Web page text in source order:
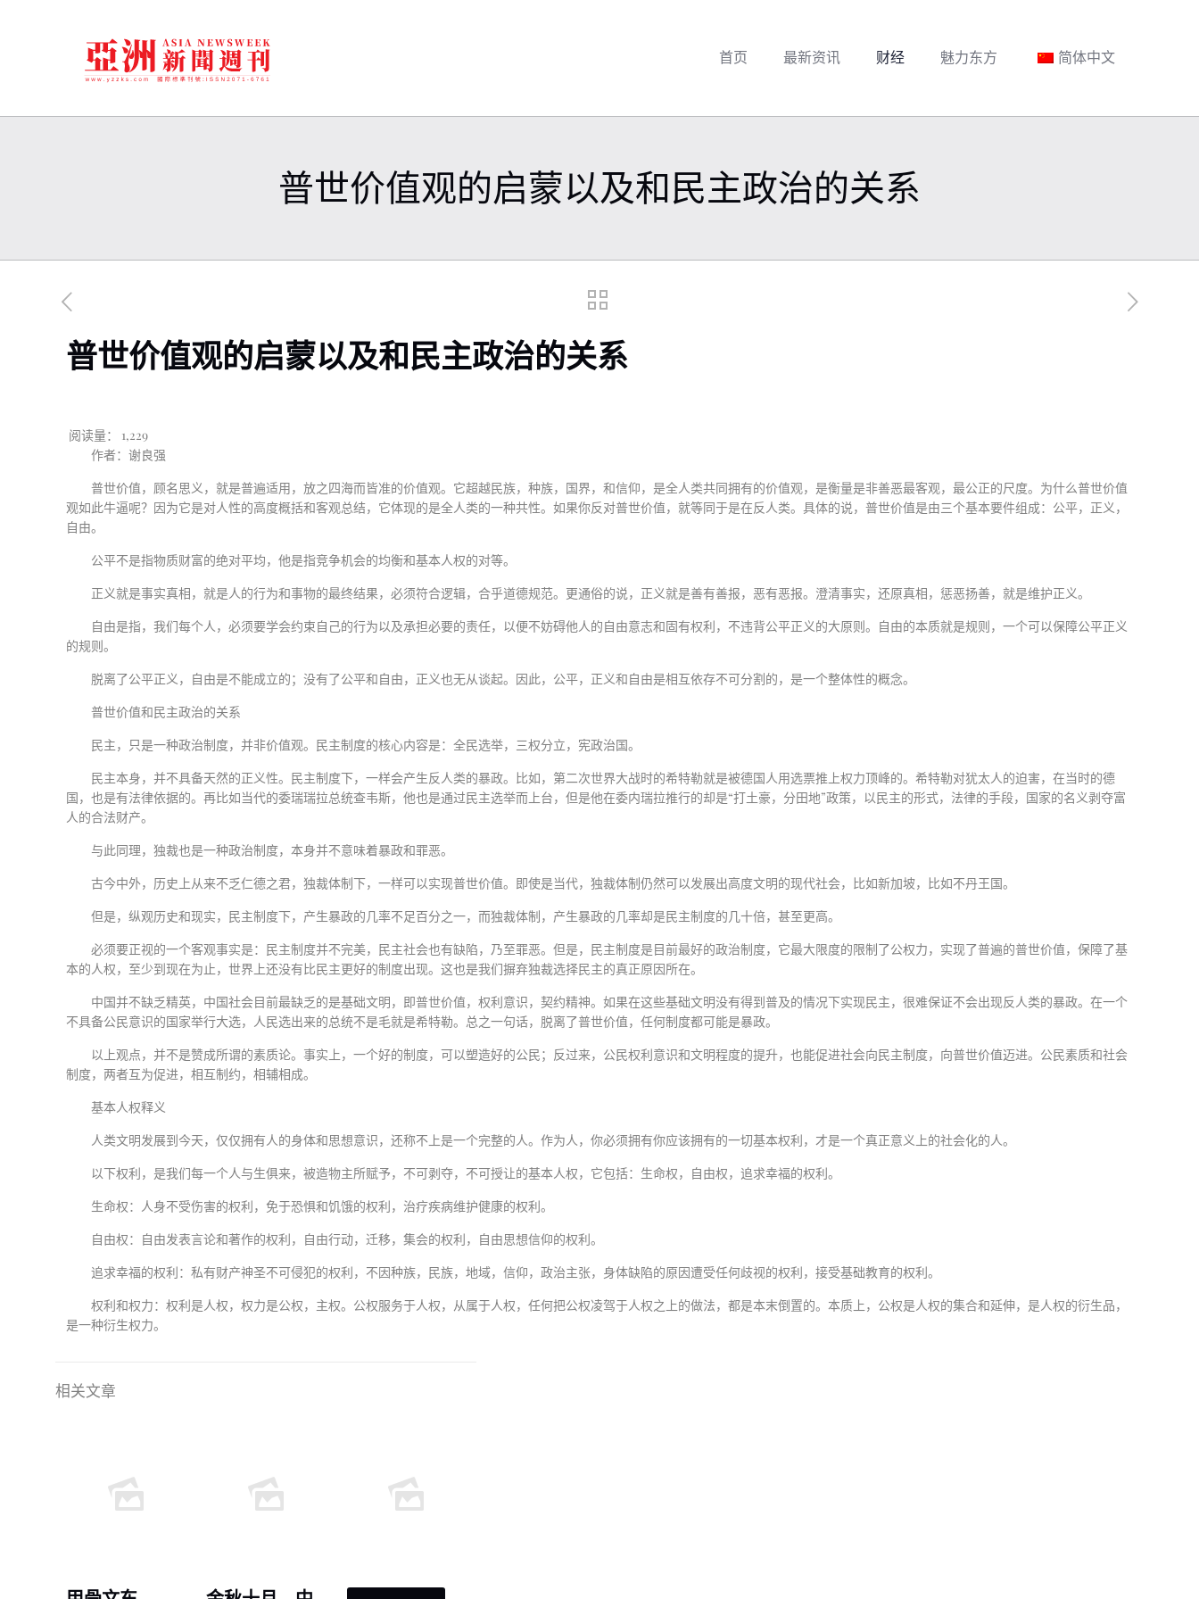
首页 最新资讯 财经 魅力东方 简体中文
普世价值观的启蒙以及和民主政治的关系
普世价值观的启蒙以及和民主政治的关系
阅读量：
1,229
作者：谢良强
普世价值，顾名思义，就是普遍适用，放之四海而皆准的价值观。它超越民族，种族，国界，和信仰，是全人类共同拥有的价值观，是衡量是非善恶最客观，最公正的尺度。为什么普世价值
观如此牛逼呢？因为它是对人性的高度概括和客观总结，它体现的是全人类的一种共性。如果你反对普世价值，就等同于是在反人类。具体的说，普世价值是由三个基本要件组成：公平，正义，
自由。
公平不是指物质财富的绝对平均，他是指竞争机会的均衡和基本人权的对等。
正义就是事实真相，就是人的行为和事物的最终结果，必须符合逻辑，合乎道德规范。更通俗的说，正义就是善有善报，恶有恶报。澄清事实，还原真相，惩恶扬善，就是维护正义。
自由是指，我们每个人，必须要学会约束自己的行为以及承担必要的责任，以便不妨碍他人的自由意志和固有权利，不违背公平正义的大原则。自由的本质就是规则，一个可以保障公平正义
的规则。
脱离了公平正义，自由是不能成立的；没有了公平和自由，正义也无从谈起。因此，公平，正义和自由是相互依存不可分割的，是一个整体性的概念。
普世价值和民主政治的关系
民主，只是一种政治制度，并非价值观。民主制度的核心内容是：全民选举，三权分立，宪政治国。
民主本身，并不具备天然的正义性。民主制度下，一样会产生反人类的暴政。比如，第二次世界大战时的希特勒就是被德国人用选票推上权力顶峰的。希特勒对犹太人的迫害，在当时的德
国，也是有法律依据的。再比如当代的委瑞瑞拉总统查韦斯，他也是通过民主选举而上台，但是他在委内瑞拉推行的却是“打土豪，分田地”政策，以民主的形式，法律的手段，国家的名义剥夺富
人的合法财产。
与此同理，独裁也是一种政治制度，本身并不意味着暴政和罪恶。
古今中外，历史上从来不乏仁德之君，独裁体制下，一样可以实现普世价值。即使是当代，独裁体制仍然可以发展出高度文明的现代社会，比如新加坡，比如不丹王国。
但是，纵观历史和现实，民主制度下，产生暴政的几率不足百分之一，而独裁体制，产生暴政的几率却是民主制度的几十倍，甚至更高。
必须要正视的一个客观事实是：民主制度并不完美，民主社会也有缺陷，乃至罪恶。但是，民主制度是目前最好的政治制度，它最大限度的限制了公权力，实现了普遍的普世价值，保障了基
本的人权，至少到现在为止，世界上还没有比民主更好的制度出现。这也是我们摒弃独裁选择民主的真正原因所在。
中国并不缺乏精英，中国社会目前最缺乏的是基础文明，即普世价值，权利意识，契约精神。如果在这些基础文明没有得到普及的情况下实现民主，很难保证不会出现反人类的暴政。在一个
不具备公民意识的国家举行大选，人民选出来的总统不是毛就是希特勒。总之一句话，脱离了普世价值，任何制度都可能是暴政。
以上观点，并不是赞成所谓的素质论。事实上，一个好的制度，可以塑造好的公民；反过来，公民权利意识和文明程度的提升，也能促进社会向民主制度，向普世价值迈进。公民素质和社会
制度，两者互为促进，相互制约，相辅相成。
基本人权释义
人类文明发展到今天，仅仅拥有人的身体和思想意识，还称不上是一个完整的人。作为人，你必须拥有你应该拥有的一切基本权利，才是一个真正意义上的社会化的人。
以下权利，是我们每一个人与生俱来，被造物主所赋予，不可剥夺，不可授让的基本人权，它包括：生命权，自由权，追求幸福的权利。
生命权：人身不受伤害的权利，免于恐惧和饥饿的权利，治疗疾病维护健康的权利。
自由权：自由发表言论和著作的权利，自由行动，迁移，集会的权利，自由思想信仰的权利。
追求幸福的权利：私有财产神圣不可侵犯的权利，不因种族，民族，地域，信仰，政治主张，身体缺陷的原因遭受任何歧视的权利，接受基础教育的权利。
权利和权力：权利是人权，权力是公权，主权。公权服务于人权，从属于人权，任何把公权凌驾于人权之上的做法，都是本末倒置的。本质上，公权是人权的集合和延伸，是人权的衍生品，
是一种衍生权力。
相关文章